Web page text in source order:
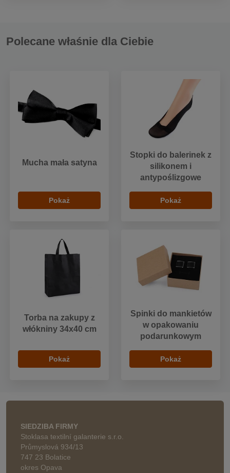
Polecane właśnie dla Ciebie
Mucha mała satyna
Pokaż
Stopki do balerinek z
silikonem i
antypoślizgowe
Pokaż
Torba na zakupy z
włókniny 34x40 cm
Pokaż
Spinki do mankietów
w opakowaniu
podarunkowym
Pokaż
SIEDZIBA FIRMY
Stoklasa textilní galanterie s.r.o.
Průmyslová 934/13
747 23 Bolatice
okres Opava